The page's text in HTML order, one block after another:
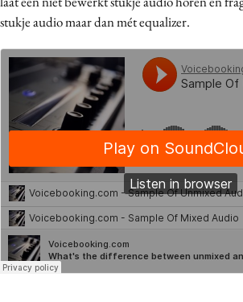
stukje audio maar dan mét equalizer.